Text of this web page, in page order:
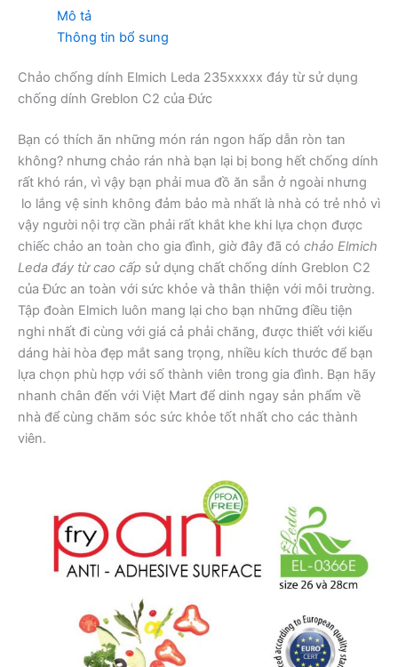
Mô tả
Thông tin bổ sung
Chảo chống dính Elmich Leda 235xxxxx đáy từ sử dụng
chống dính Greblon C2 của Đức
Bạn có thích ăn những món rán ngon hấp dẫn ròn tan
không? nhưng chảo rán nhà bạn lại bị bong hết chống dính
rất khó rán, vì vậy bạn phải mua đồ ăn sẵn ở ngoài nhưng
lo lắng vệ sinh không đảm bảo mà nhất là nhà có trẻ nhỏ vì
vậy người nội trợ cần phải rất khắt khe khi lựa chọn được
chiếc chảo an toàn cho gia đình, giờ đây đã có chảo Elmich
Leda đáy từ cao cấp sử dụng chất chống dính Greblon C2
của Đức an toàn với sức khỏe và thân thiện với môi trường.
Tập đoàn Elmich luôn mang lại cho bạn những điều tiện
nghi nhất đi cùng với giá cả phải chăng, được thiết với kiểu
dáng hài hòa đẹp mắt sang trọng, nhiều kích thước để bạn
lựa chọn phù hợp với số thành viên trong gia đình. Bạn hãy
nhanh chân đến với Việt Mart để dinh ngay sản phẩm về
nhà để cùng chăm sóc sức khỏe tốt nhất cho các thành
viên.